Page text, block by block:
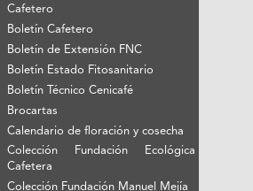
Cafetero
Boletín Cafetero
Boletín de Extensión FNC
Boletín Estado Fitosanitario
Boletín Técnico Cenicafé
Brocartas
Calendario de floración y cosecha
Colección Fundación Ecológica
Cafetera
Colección Fundación Manuel Mejía